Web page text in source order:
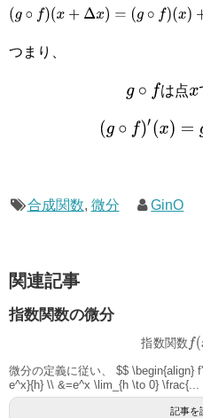
(g ∘f)(x +Δ x)= (g ∘f)(x) +
つまり、
は点
g∘ fは点x
(g ∘f)′( x)= g
合成関数, 微分 GinO
関連記事
指数関数の微分
指数関数
指数関 数 f
微分の定義に従い、 $$ \begin{align}
e^x}{h} \\ &=e^x \lim_{h \to 0} \frac{...
記事を